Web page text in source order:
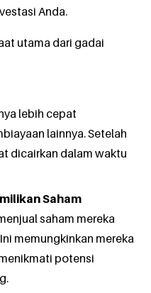
Anda.
utama dari gadai
lebih cepat
lainnya. Setelah
dicairkan dalam waktu
Saham
saham mereka
memungkinkan mereka
potensi